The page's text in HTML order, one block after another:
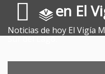
en El
Noticias de hoy El Vigía
Sur del Lago.